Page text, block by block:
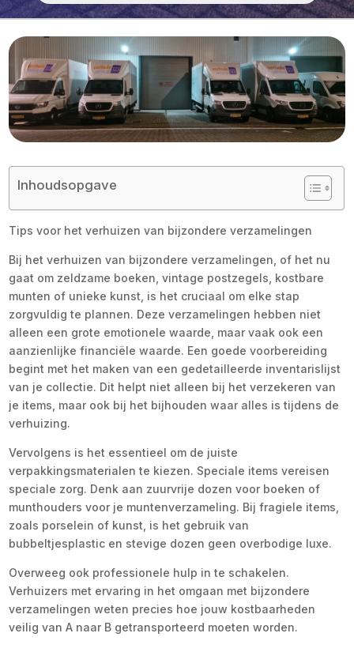
Inhoudsopgave
Tips voor het verhuizen van bijzondere verzamelingen
Bij het verhuizen van bijzondere verzamelingen, of het nu
gaat om zeldzame boeken, vintage postzegels, kostbare
munten of unieke kunst, is het cruciaal om elke stap
zorgvuldig te plannen. Deze verzamelingen hebben niet
alleen een grote emotionele waarde, maar vaak ook een
aanzienlijke financiële waarde. Een goede voorbereiding
begint met het maken van een gedetailleerde inventarislijst
van je collectie. Dit helpt niet alleen bij het verzekeren van
je items, maar ook bij het bijhouden waar alles is tijdens de
verhuizing.
Vervolgens is het essentieel om de juiste
verpakkingsmaterialen te kiezen. Speciale items vereisen
speciale zorg. Denk aan zuurvrije dozen voor boeken of
munthouders voor je muntenverzameling. Bij fragiele items,
zoals porselein of kunst, is het gebruik van
bubbeltjesplastic en stevige dozen geen overbodige luxe.
Overweeg ook professionele hulp in te schakelen.
Verhuizers met ervaring in het omgaan met bijzondere
verzamelingen weten precies hoe jouw kostbaarheden
veilig van A naar B getransporteerd moeten worden.